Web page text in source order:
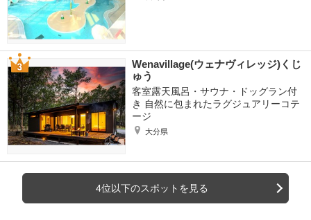
Wenavillage(ウェナヴィレッジ)くじ
ゅう
客室露天風呂・サウナ・ドッグラン付
き 自然に包まれたラグジュアリーコテ
ージ
大分県
4位以下のスポットを見る